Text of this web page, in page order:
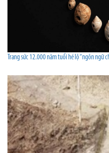
Trang sức 12.000 năm tuổi hé lộ “ngôn ngữ